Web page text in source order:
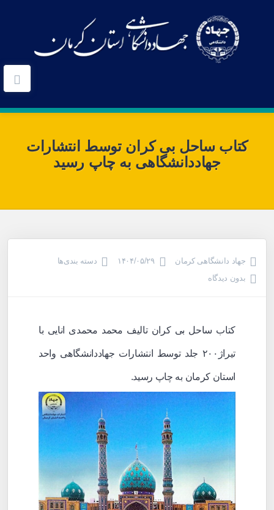
کتاب ساحل بی کران توسط انتشارات
جهاددانشگاهی به چاپ رسید
جهاد دانشگاهی کرمان ۱۴۰۴/۰۵/۲۹
دسته بندی‌ها
بدون دیدگاه
کتاب ساحل بی کران تالیف محمد محمدی انایی با
تیراژ۲۰۰ جلد توسط انتشارات جهاددانشگاهی واحد
استان کرمان به چاپ رسید.